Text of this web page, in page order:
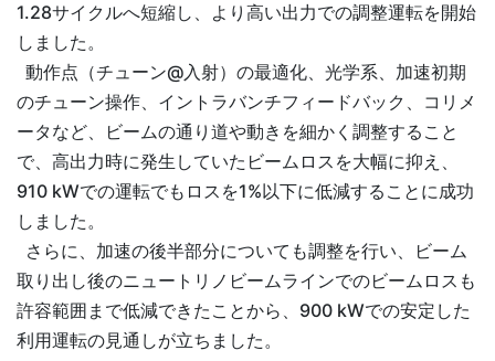
1.28サイクルへ短縮し、より高い出力での調整運転を開始
しました。
動作点（チューン@入射）の最適化、光学系、加速初期
のチューン操作、イントラバンチフィードバック、コリメ
ータなど、ビームの通り道や動きを細かく調整すること
で、高出力時に発生していたビームロスを大幅に抑え、
910 kWでの運転でもロスを1%以下に低減することに成功
しました。
さらに、加速の後半部分についても調整を行い、ビーム
取り出し後のニュートリノビームラインでのビームロスも
許容範囲まで低減できたことから、900 kWでの安定した
利用運転の見通しが立ちました。